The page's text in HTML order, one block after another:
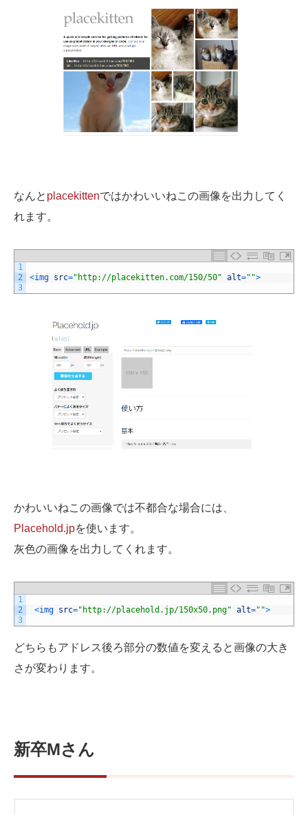
なんと placekittenではかわいいねこの画像を出力してく
れます。
1
2
3
<img src="http://placekitten.com/150/50" alt="">
かわいいねこの画像では不都合な場合には、
Placehold.jpを使います。
灰色の画像を出力してくれます。
1
2
3
<img src="http://placehold.jp/150x50.png" alt="">
どちらもアドレス後ろ部分の数値を変えると画像の大き
さが変わります。
新卒Mさん